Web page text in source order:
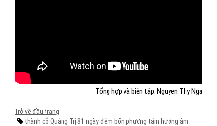
Tổng hợp và biên tập: Nguyen Thy Nga
Trở về đầu trang
thành cổ Quảng Trị 81 ngày đêm bốn phương tám hướng âm